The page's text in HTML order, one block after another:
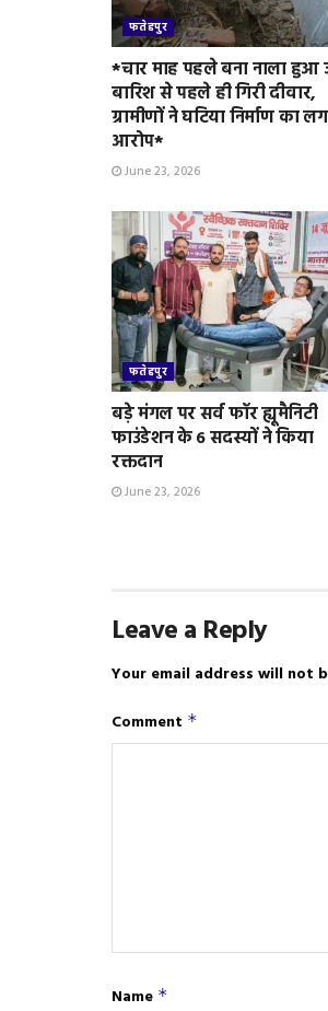
फतेहपुर
*चार माह पहले बना नाला हुआ
बारिश से पहले ही गिरी दीवार,
ग्रामीणों ने घटिया निर्माण का
आरोप*
June 23, 2026
फतेहपुर
बड़े मंगल पर सर्व फॉर ह्यूमैनिटी
फाउंडेशन के 6 सदस्यों ने किया
रक्तदान
June 23, 2026
Leave a Reply
Your email address will not
Comment *
Name *